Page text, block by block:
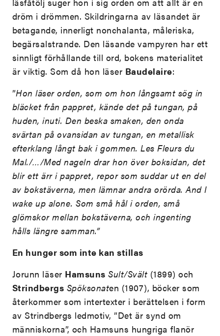
dröm i drömmen. Skildringarna av läsandet är
betagande, innerligt nonchalanta, måleriska,
begärsalstrande. Den läsande vampyren har ett
sinnligt förhållande till ord, bokens materialitet
är viktig. Som då hon läser Baudelaire:
”Hon läser orden, som om hon långsamt sög in
bläcket från pappret, kände det på tungan, på
huden, inuti. Den beska smaken, den onda
svärtan på ovansidan av tungan, en metallisk
efterklang långt bak i gommen. Les Fleurs du
Mal./…/Med nageln drar hon över boksidan, det
blir ett ärr i pappret, repor som suddar ut en del
av bokstäverna, men lämnar andra orörda. And I
wake up alone. Som små hål i orden, små
glömskor mellan bokstäverna, och ingenting
hålls längre samman.”
En hunger som inte kan stillas
Jorunn läser Hamsuns Sult/Svält (1899) och
Strindbergs Spöksonaten (1907), böcker som
återkommer som intertexter i berättelsen i form
av Strindbergs ledmotiv, ”Det är synd om
människorna”, och Hamsuns hungriga flanör